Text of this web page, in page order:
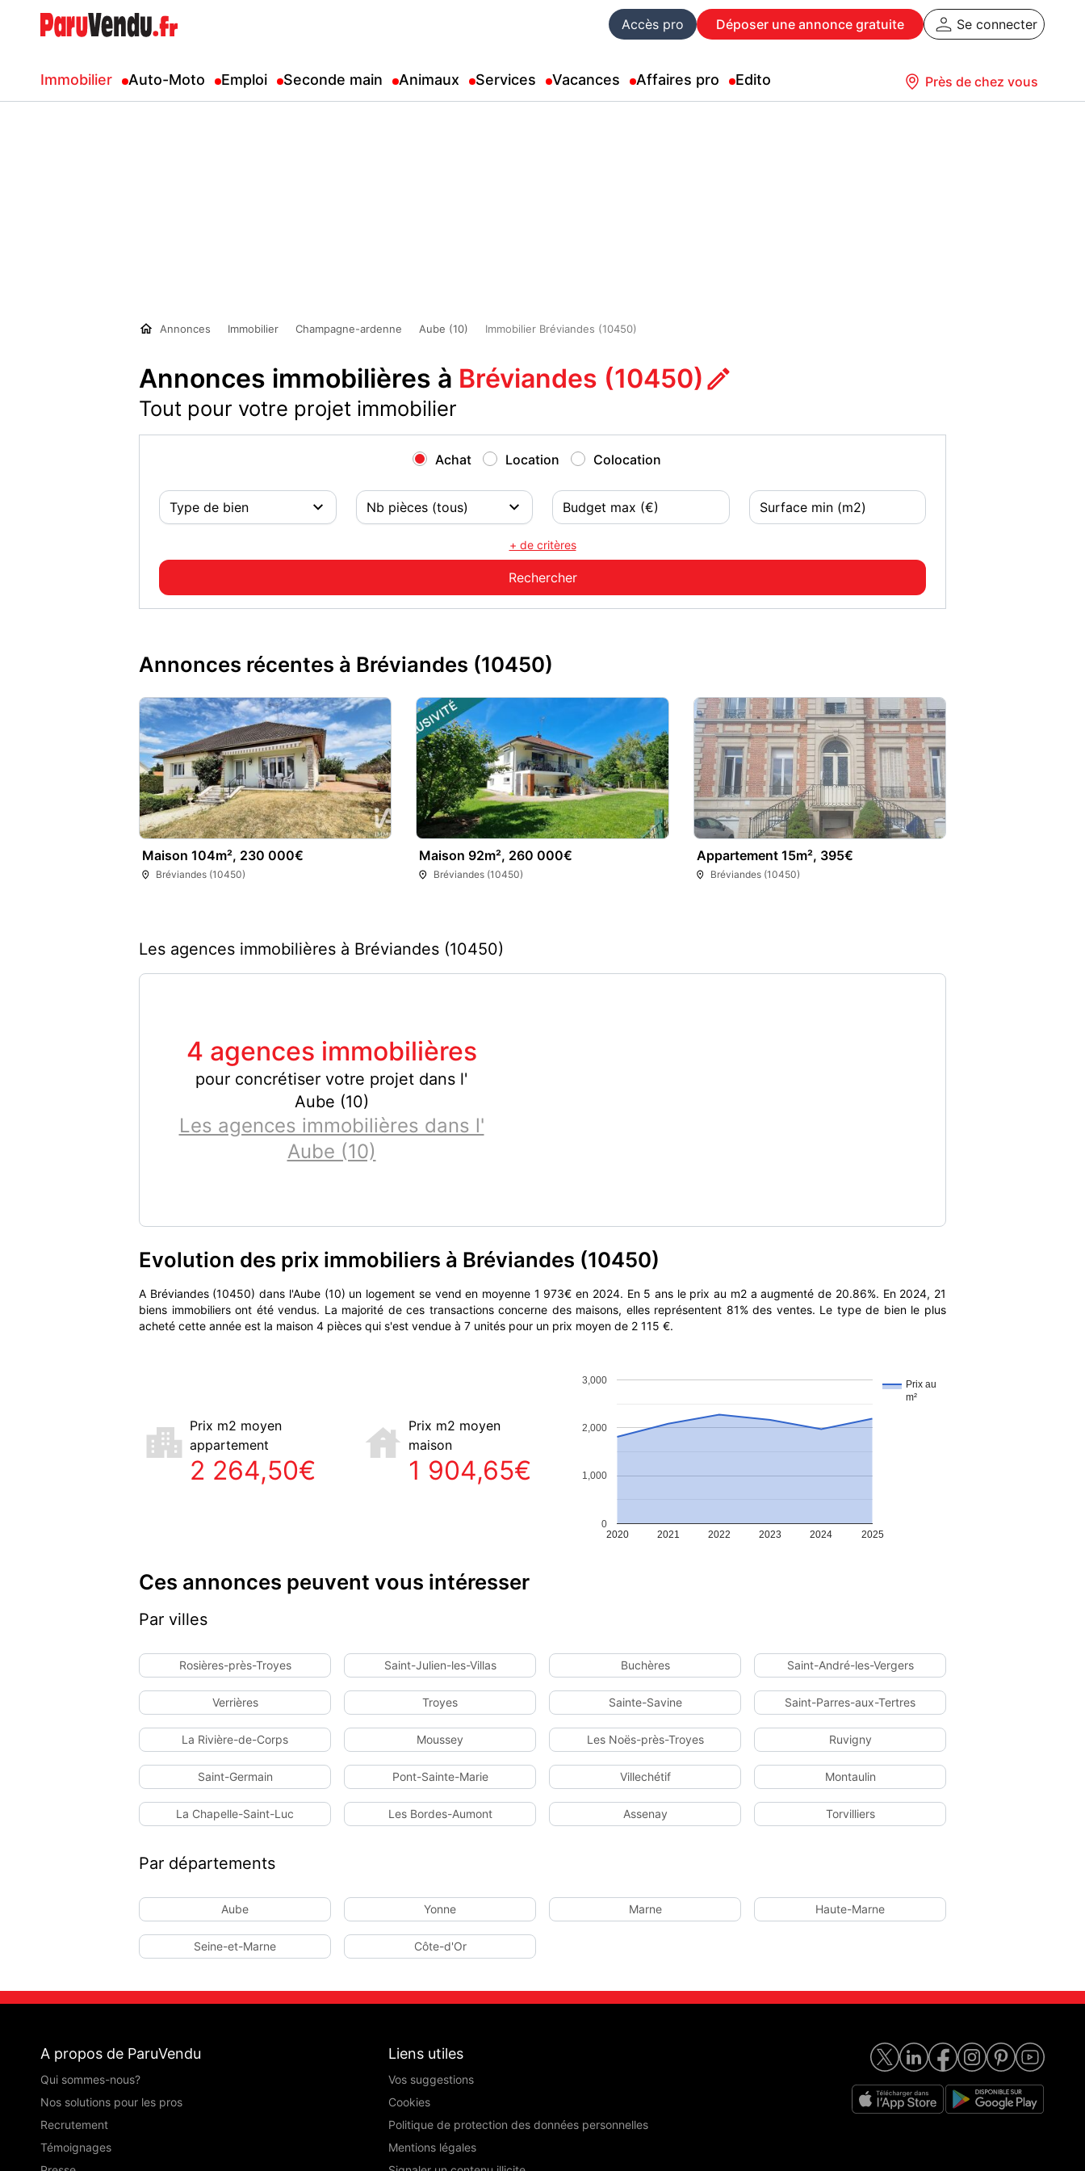
Accès pro Déposer une annonce gratuite Se connecter
Immobilier Auto-Moto Emploi Seconde main Animaux Services Vacances Affaires pro Edito Près de chez vous
Annonces Immobilier Champagne-ardenne Aube (10) Immobilier Bréviandes (10450)
Annonces immobilières à Bréviandes (10450)
Tout pour votre projet immobilier
Achat Location Colocation
+ de critères
Annonces récentes à Bréviandes (10450)
Maison 104m², 230 000€
Bréviandes (10450)
Maison 92m², 260 000€
Bréviandes (10450)
Appartement 15m², 395€
Bréviandes (10450)
Les agences immobilières à Bréviandes (10450)
4 agences immobilières
pour concrétiser votre projet dans l'
Aube (10)
Les agences immobilières dans l'
Aube (10)
Evolution des prix immobiliers à Bréviandes (10450)
A Bréviandes (10450) dans l'Aube (10) un logement se vend en moyenne 1 973€ en 2024. En 5 ans le prix au m2 a augmenté de 20.86%. En 2024, 21
biens immobiliers ont été vendus. La majorité de ces transactions concerne des maisons, elles représentent 81% des ventes. Le type de bien le plus
acheté cette année est la maison 4 pièces qui s'est vendue à 7 unités pour un prix moyen de 2 115 €.
Prix m2 moyen
appartement
2 264,50€
Prix m2 moyen
maison
1 904,65€
Prix au
m²
2020 2021 2022 2023 2024 2025
0
1,000
2,000
3,000
Ces annonces peuvent vous intéresser
Par villes
Rosières-près-Troyes Saint-Julien-les-Villas Buchères Saint-André-les-Vergers
Verrières Troyes Sainte-Savine Saint-Parres-aux-Tertres
La Rivière-de-Corps Moussey Les Noës-près-Troyes Ruvigny
Saint-Germain Pont-Sainte-Marie Villechétif Montaulin
La Chapelle-Saint-Luc Les Bordes-Aumont Assenay Torvilliers
Par départements
Aube Yonne Marne Haute-Marne
Seine-et-Marne Côte-d'Or
A propos de ParuVendu
Qui sommes-nous?
Nos solutions pour les pros
Recrutement
Témoignages
Liens utiles
Vos suggestions
Cookies
Politique de protection des données personnelles
Mentions légales